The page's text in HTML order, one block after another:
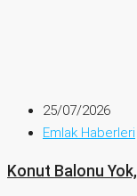
25/07/2026
Emlak Haberleri
Konut Balonu